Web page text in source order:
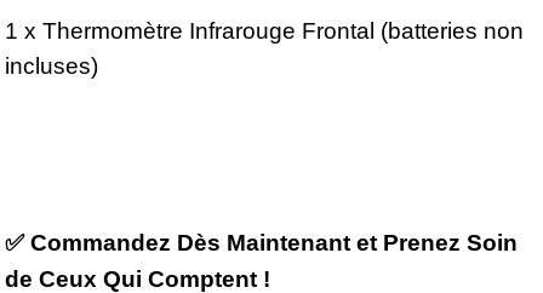
1 x Thermomètre Infrarouge Frontal (batteries non
incluses)
✅Commandez Dès Maintenant et Prenez Soin
de Ceux Qui Comptent !